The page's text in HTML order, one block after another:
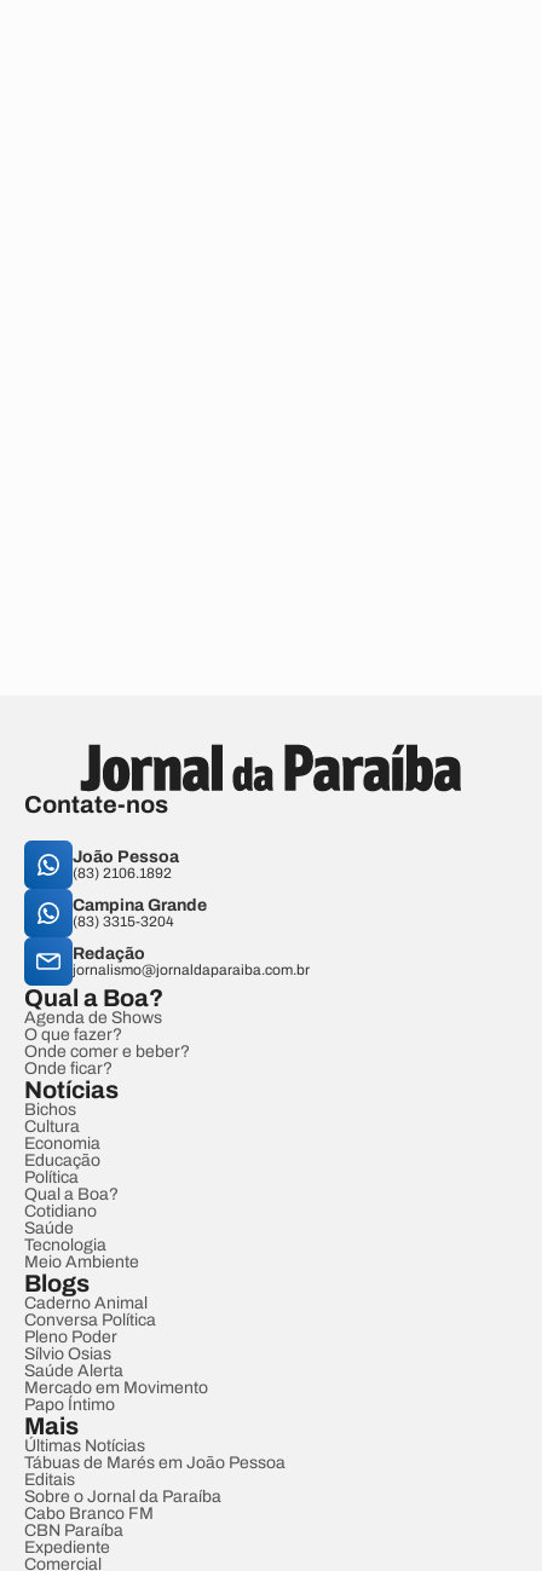
Contate-nos
João Pessoa
(83) 2106.1892
Campina Grande
(83) 3315-3204
Redação
jornalismo@jornaldaparaiba.com.br
Qual a Boa?
Agenda de Shows
O que fazer?
Onde comer e beber?
Onde ficar?
Notícias
Bichos
Cultura
Economia
Educação
Política
Qual a Boa?
Cotidiano
Saúde
Tecnologia
Meio Ambiente
Blogs
Caderno Animal
Conversa Política
Pleno Poder
Sílvio Osias
Saúde Alerta
Mercado em Movimento
Papo Íntimo
Mais
Últimas Notícias
Tábuas de Marés em João Pessoa
Editais
Sobre o Jornal da Paraíba
Cabo Branco FM
CBN Paraíba
Expediente
Comercial